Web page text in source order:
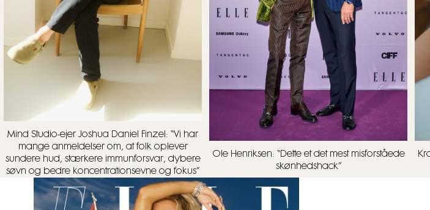
Mind Studio-ejer Joshua Daniel Finzel: “Vi har
mange anmeldelser om, at folk oplever
sundere hud, stærkere immunforsvar, dybere
søvn og bedre koncentrationsevne og fokus”
Ole Henriksen: “Dette et det mest misforståede
skønhedshack”